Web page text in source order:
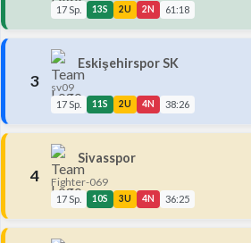
17 Sp. 13S 2U 2N 61:18
3
Eskişehirspor SK
sv09
17 Sp. 11S 2U 4N 38:26
4
Sivasspor
Fighter-069
17 Sp. 10S 3U 4N 36:25